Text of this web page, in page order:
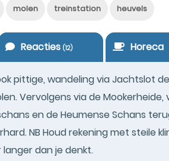
molen treinstation heuvels
Reacties(12) Horeca
pittige, wandeling via Jachtslot
Vervolgens via de
en de Heumense Schans
NB Houd rekening met steile
dan je denkt.